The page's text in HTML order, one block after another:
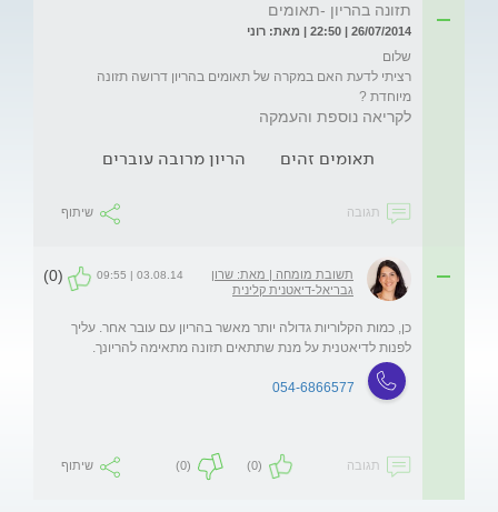
תזונה בהריון -תאומים
26/07/2014 | 22:50 | מאת: רוני
רציתי לדעת האם במקרה של תאומים בהריון דרושה תזונה
מיוחדת ?
לקריאה נוספת והעמקה
תאומים זהים הריון מרובה עוברים
תגובה שיתוף
תשובת מומחה | מאת: שרון
גבריאל-דיאטנית קלינית
03.08.14 | 09:55
(0)
כן, כמות הקלוריות גדולה יותר מאשר בהריון עם עובר אחר. עליך
לפנות לדיאטנית על מנת שתתאים תזונה מתאימה להריונך.
054-6866577
תגובה (0)
(0) שיתוף